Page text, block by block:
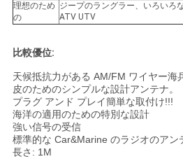
理想のため
の
ジープのラングラー、いろいろ
ATV UTV
比較優位:
天候抵抗力がある AM/FM ワイヤー海
皮のためのシンプルな設計アンテナ。
プラグ アンド プレイ簡単な取付け!!!
海洋の適用のための特別な設計
強い信号の受信
標準的な Car&Marine のラジオのアン
長さ: 1M